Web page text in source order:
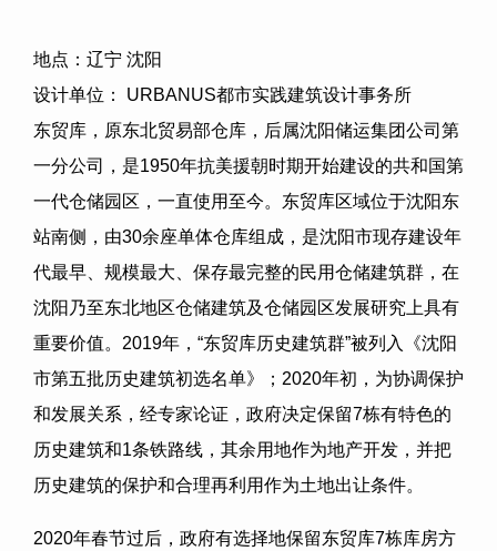
地点：辽宁 沈阳
设计单位： URBANUS都市实践建筑设计事务所
东贸库，原东北贸易部仓库，后属沈阳储运集团公司第
一分公司，是1950年抗美援朝时期开始建设的共和国第
一代仓储园区，一直使用至今。东贸库区域位于沈阳东
站南侧，由30余座单体仓库组成，是沈阳市现存建设年
代最早、规模最大、保存最完整的民用仓储建筑群，在
沈阳乃至东北地区仓储建筑及仓储园区发展研究上具有
重要价值。 2019年，“东贸库历史建筑群”被列入《沈阳
市第五批历史建筑初选名单》； 2020年初，为协调保护
和发展关系，经专家论证，政府决定保留7栋有特色的
历史建筑和1条铁路线，其余用地作为地产开发，并把
历史建筑的保护和合理再利用作为土地出让条件。
2020年春节过后，政府有选择地保留东贸库7栋库房方